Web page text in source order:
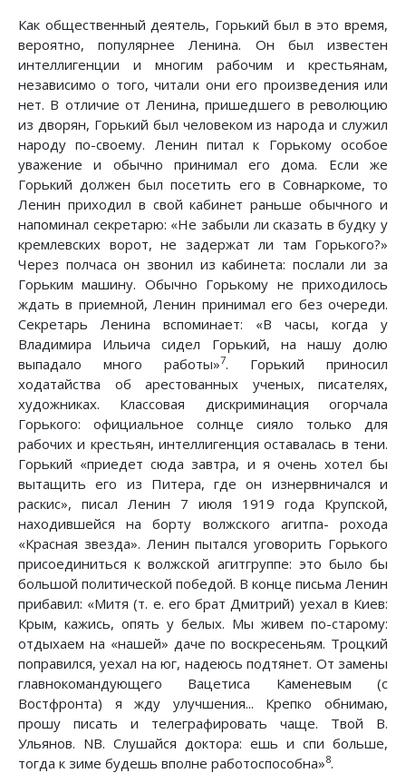
Как общественный деятель, Горький был в это время,
вероятно, популярнее Ленина. Он был известен
интеллигенции и многим рабочим и крестьянам,
независимо о того, читали они его произведения или
нет. В отличие от Ленина, пришедшего в революцию
из дворян, Горький был человеком из народа и служил
народу по-своему. Ленин питал к Горькому особое
уважение и обычно принимал его дома. Если же
Горький должен был посетить его в Совнаркоме, то
Ленин приходил в свой кабинет раньше обычного и
напоминал секретарю: «Не забыли ли сказать в будку у
кремлевских ворот, не задержат ли там Горького?»
Через полчаса он звонил из кабинета: послали ли за
Горьким машину. Обычно Горькому не приходилось
ждать в приемной, Ленин принимал его без очереди.
Секретарь Ленина вспоминает: «В часы, когда у
Владимира Ильича сидел Горький, на нашу долю
выпадало много работы»7. Горький приносил
ходатайства об арестованных ученых, писателях,
художниках. Классовая дискриминация огорчала
Горького: официальное солнце сияло только для
рабочих и крестьян, интеллигенция оставалась в тени.
Горький «приедет сюда завтра, и я очень хотел бы
вытащить его из Питера, где он изнервничался и
раскис», писал Ленин 7 июля 1919 года Крупской,
находившейся на борту волжского агитпа- рохода
«Красная звезда». Ленин пытался уговорить Горького
присоединиться к волжской агитгруппе: это было бы
большой политической победой. В конце письма Ленин
прибавил: «Митя (т. е. его брат Дмитрий) уехал в Киев:
Крым, кажись, опять у белых. Мы живем по-старому:
отдыхаем на «нашей» даче по воскресеньям. Троцкий
поправился, уехал на юг, надеюсь подтянет. От замены
главнокомандующего Вацетиса Каменевым (с
Востфронта) я жду улучшения... Крепко обнимаю,
прошу писать и телеграфировать чаще. Твой В.
Ульянов. NB. Слушайся доктора: ешь и спи больше,
тогда к зиме будешь вполне работоспособна»8.